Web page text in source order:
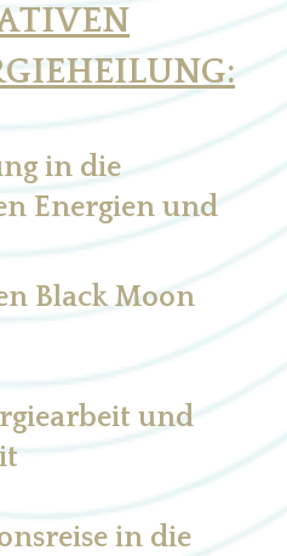
in die
Energien und
Black Moon
und
in die